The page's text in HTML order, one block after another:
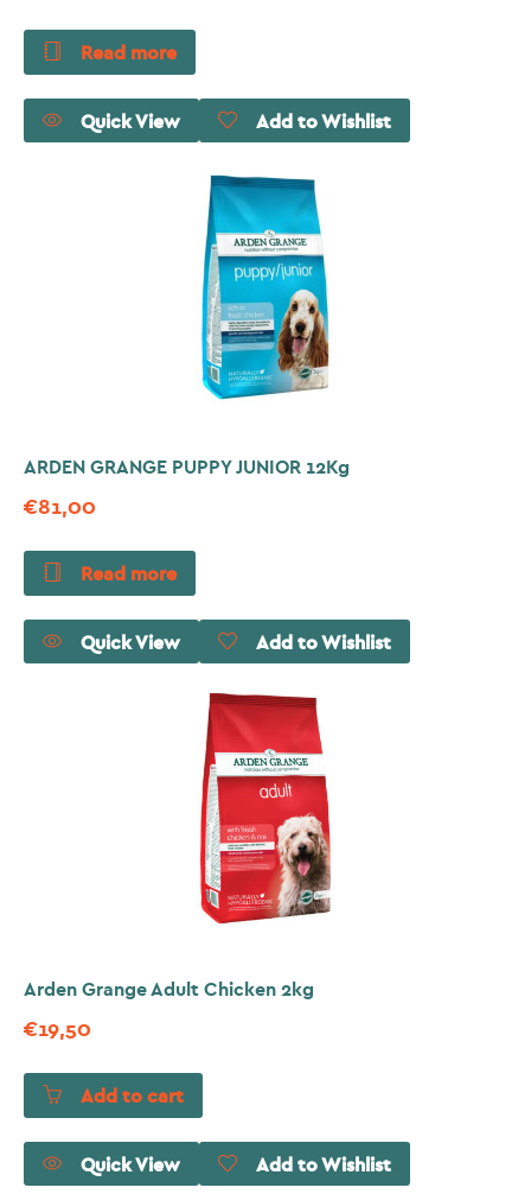
Read more
Quick View Add to Wishlist
ARDEN GRANGE PUPPY JUNIOR 12Kg
€81,00
Read more
Quick View Add to Wishlist
Arden Grange Adult Chicken 2kg
€19,50
Add to cart
Quick View Add to Wishlist